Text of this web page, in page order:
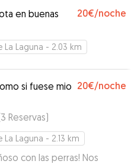
de él.”
en buenas
20€/noche
La Laguna - 2.03 km
si fuese mio 20€/noche
3 Reservas)
La Laguna - 2.13 km
con las perras! Nos